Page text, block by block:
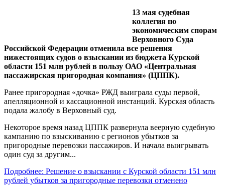
13 мая судебная
коллегия по
экономическим спорам
Верховного Суда
Российской Федерации отменила все решения
нижестоящих судов о взыскании из бюджета Курской
области 151 млн рублей в пользу ОАО «Центральная
пассажирская пригородная компания» (ЦППК).
Ранее пригородная «дочка» РЖД выиграла суды первой,
апелляционной и кассационной инстанций. Курская область
подала жалобу в Верховный суд.
Некоторое время назад ЦППК развернула веерную судебную
кампанию по взыскиванию с регионов убытков за
пригородные перевозки пассажиров. И начала выигрывать
один суд за другим...
Подробнее: Решение о взыскании с Курской области 151 млн
рублей убытков за пригородные перевозки отменено